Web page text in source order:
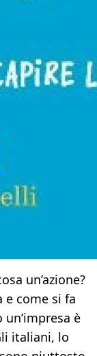
un’azione?
e come si fa
è
italiani, lo